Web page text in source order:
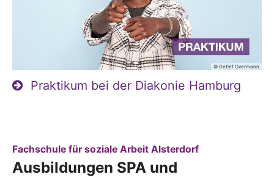
© Detlef Overmann
Praktikum bei der Diakonie Hamburg
Fachschule für soziale Arbeit Alsterdorf:
Ausbildungen SPA und